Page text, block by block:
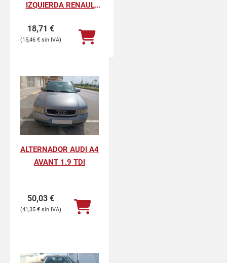
IZQUIERDA RENAULT
PROFESIONAL
18,71 €
15,46 €
ALTERNADOR AUDI A4
AVANT 1.9 TDI
50,03 €
41,35 €